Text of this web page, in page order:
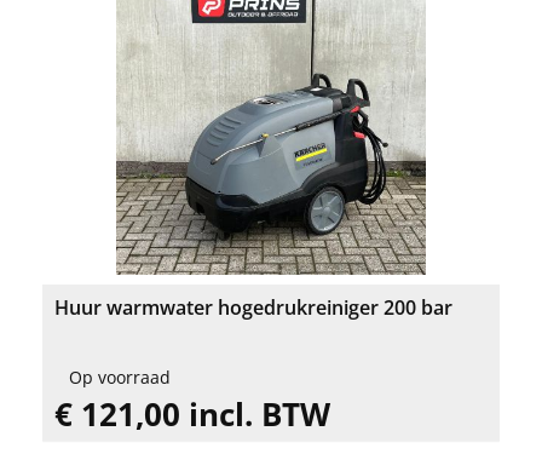
Huur warmwater hogedrukreiniger 200 bar
Op voorraad
€ 121,00 incl. BTW